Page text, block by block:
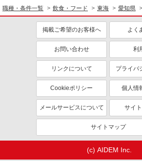
職種・条件一覧 飲食・フード 東海 愛知県
掲載ご希望のお客様へ よく
お問い合わせ 利
リンクについて プライバ
Cookieポリシー 個人情
メールサービスについて サイ
サイトマップ
(c) AIDEM Inc.